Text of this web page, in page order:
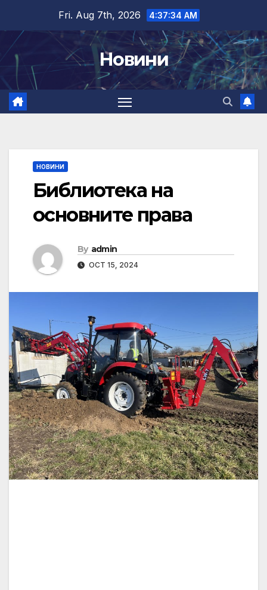
content
Fri. Aug 7th, 2026 4:37:35 AM
Новини
НОВИНИ
Библиотека на
основните права
By admin
OCT 15, 2024